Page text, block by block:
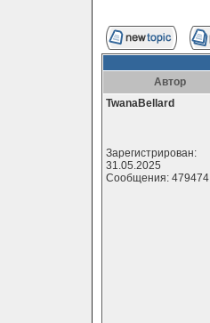
Автор
TwanaBellard
Зарегистрирован:
31.05.2025
Сообщения: 479474